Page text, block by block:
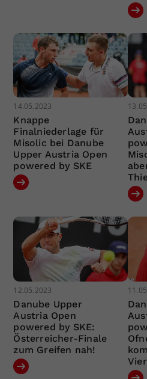
14.05.2023
Knappe
Finalniederlage für
Misolic bei Danube
Upper Austria Open
powered by SKE
12.05.2023
Danube Upper
Austria Open
powered by SKE:
Österreicher-Finale
zum Greifen nah!